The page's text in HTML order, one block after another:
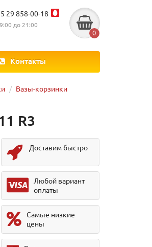
29 858-00-18
до 21:00
0
Контакты
Вазы-корзинки
R3
Доставим быстро
Любой вариант
оплаты
Самые низкие
цены